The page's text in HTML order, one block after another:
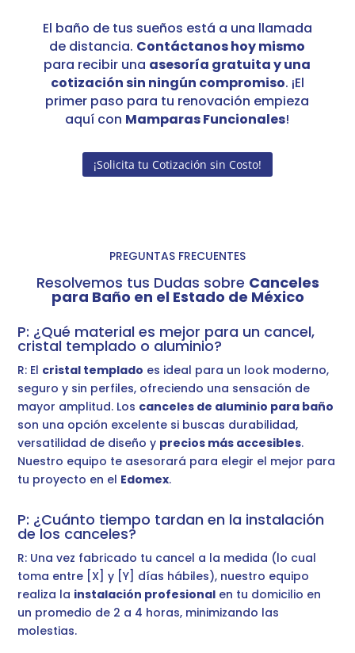
El baño de tus sueños está a una llamada
de distancia. Contáctanos hoy mismo
para recibir una asesoría gratuita y una
cotización sin ningún compromiso. ¡El
primer paso para tu renovación empieza
aquí con Mamparas Funcionales!
¡Solicita tu Cotización sin Costo!
PREGUNTAS FRECUENTES
Resolvemos tus Dudas sobre Canceles
para Baño en el Estado de México
P: ¿Qué material es mejor para un cancel,
cristal templado o aluminio?
R: El cristal templado es ideal para un look moderno,
seguro y sin perfiles, ofreciendo una sensación de
mayor amplitud. Los canceles de aluminio para baño
son una opción excelente si buscas durabilidad,
versatilidad de diseño y precios más accesibles.
Nuestro equipo te asesorará para elegir el mejor para
tu proyecto en el Edomex.
P: ¿Cuánto tiempo tardan en la instalación
de los canceles?
R: Una vez fabricado tu cancel a la medida (lo cual
toma entre [X] y [Y] días hábiles), nuestro equipo
realiza la instalación profesional en tu domicilio en
un promedio de 2 a 4 horas, minimizando las
molestias.